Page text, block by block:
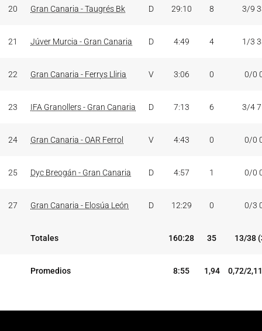
20 Gran Canaria - Taugrés Bk D 29:10 8 3/9
21 Júver Murcia - Gran Canaria D 4:49 4 1/3
22 Gran Canaria - Ferrys Lliria V 3:06 0 0/0
23 IFA Granollers - Gran Canaria D 7:13 6 3/4
24 Gran Canaria - OAR Ferrol V 4:43 0 0/0
25 Dyc Breogán - Gran Canaria D 4:57 1 0/0
27 Gran Canaria - Elosúa León D 12:29 0 0/3
Totales 160:28 35 13/38
Promedios 8:55 1,94 0,72/